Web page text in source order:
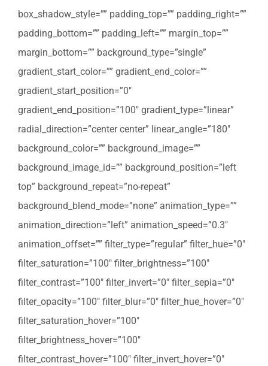
box_shadow_style=”” padding_top=”” padding_right=””
padding_bottom=”” padding_left=”” margin_top=””
margin_bottom=”” background_type=”single”
gradient_start_color=”” gradient_end_color=””
gradient_start_position=”0″
gradient_end_position=”100″ gradient_type=”linear”
radial_direction=”center center” linear_angle=”180″
background_color=”” background_image=””
background_image_id=”” background_position=”left
top” background_repeat=”no-repeat”
background_blend_mode=”none” animation_type=””
animation_direction=”left” animation_speed=”0.3″
animation_offset=”” filter_type=”regular” filter_hue=”0″
filter_saturation=”100″ filter_brightness=”100″
filter_contrast=”100″ filter_invert=”0″ filter_sepia=”0″
filter_opacity=”100″ filter_blur=”0″ filter_hue_hover=”0″
filter_saturation_hover=”100″
filter_brightness_hover=”100″
filter_contrast_hover=”100″ filter_invert_hover=”0″